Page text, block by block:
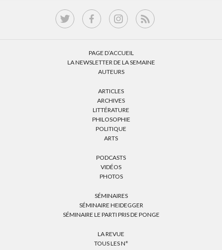
PAGE D’ACCUEIL
LA NEWSLETTER DE LA SEMAINE
AUTEURS
ARTICLES
ARCHIVES
LITTÉRATURE
PHILOSOPHIE
POLITIQUE
ARTS
PODCASTS
VIDÉOS
PHOTOS
SÉMINAIRES
SÉMINAIRE HEIDEGGER
SÉMINAIRE LE PARTI PRIS DE PONGE
LA REVUE
TOUS LES N°